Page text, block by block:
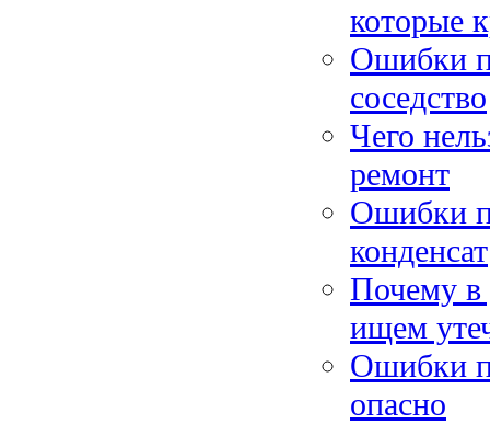
которые
Ошибки
соседство
Чего
ремонт
Ошибки
конденсат
Почему в
ищем
Ошибки
опасно